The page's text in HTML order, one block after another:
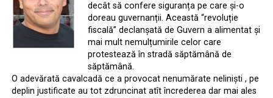
decât să confere siguranța pe care și-o
doreau guvernanții. Această “revoluție
fiscală” declanșată de Guvern a alimentat și
mai mult nemulțumirile celor care
protestează în stradă săptămână de
săptămână.
O adevărată cavalcadă ce a provocat nenumărate neliniști , pe
deplin justificate au tot zdruncinat atît încrederea dar mai ales